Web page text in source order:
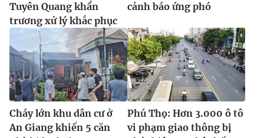
® Cấm sao chép dưới mọi hình thức nếu không có sự chấp
thuận bằng văn bản. Ghi rõ nguồn VTV.vn khi phát hành lại
thông tin từ website này.
Tuyên Quang khẩn
trương xử lý khắc phục
cảnh báo ứng phó
Cháy lớn khu dân cư ở
An Giang khiến 5 căn
Phú Thọ: Hơn 3.000 ô tô
vi phạm giao thông bị